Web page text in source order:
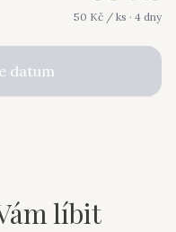
50 Kč / ks · 4 dny
datum
líbit